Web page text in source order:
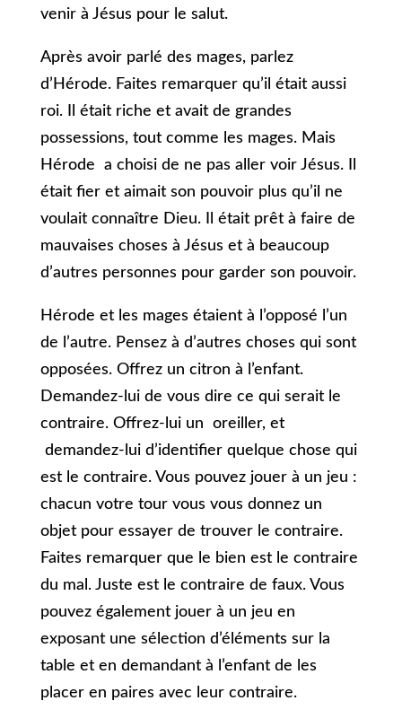
venir à Jésus pour le salut.
Après avoir parlé des mages, parlez
d’Hérode. Faites remarquer qu’il était aussi
roi. Il était riche et avait de grandes
possessions, tout comme les mages. Mais
Hérode a choisi de ne pas aller voir Jésus. Il
était fier et aimait son pouvoir plus qu’il ne
voulait connaître Dieu. Il était prêt à faire de
mauvaises choses à Jésus et à beaucoup
d’autres personnes pour garder son pouvoir.
Hérode et les mages étaient à l’opposé l’un
de l’autre. Pensez à d’autres choses qui sont
opposées. Offrez un citron à l’enfant.
Demandez-lui de vous dire ce qui serait le
contraire. Offrez-lui un oreiller, et
demandez-lui d’identifier quelque chose qui
est le contraire. Vous pouvez jouer à un jeu :
chacun votre tour vous vous donnez un
objet pour essayer de trouver le contraire.
Faites remarquer que le bien est le contraire
du mal. Juste est le contraire de faux. Vous
pouvez également jouer à un jeu en
exposant une sélection d’éléments sur la
table et en demandant à l’enfant de les
placer en paires avec leur contraire.